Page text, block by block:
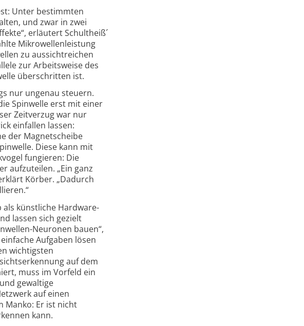
Unter bestimmten
und zwar in zwei
erläutert Schultheiß´
Mikrowellen­leistung
zu aussichtreichen
zur Arbeitsweise des
über­schritten ist.
nur ungenau steuern.
Spinwelle erst mit einer
Zeitverzug war nur
einfallen lassen:
der Magnetscheibe
Diese kann mit
fungieren: Die
aufzuteilen. „Ein ganz
Körber. „Dadurch
als künstliche Hardware-
lassen sich gezielt
Neuronen bauen“,
Aufgaben lösen
wichtigsten
auf dem
muss im Vorfeld ein
gewaltige
auf einen
Manko: Er ist nicht
kann.